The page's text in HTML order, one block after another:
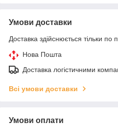
Умови доставки
Доставка здійснюється тільки по
Нова Пошта
Доставка логістичними
Всі умови доставки
Умови оплати